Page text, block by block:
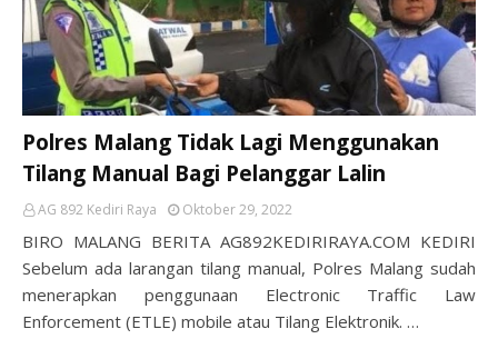
Polres Malang Tidak Lagi Menggunakan
Tilang Manual Bagi Pelanggar Lalin
AG 892 Kediri Raya Oktober 29, 2022
BIRO MALANG BERITA AG892KEDIRIRAYA.COM KEDIRI
Sebelum ada larangan tilang manual, Polres Malang sudah
menerapkan penggunaan Electronic Traffic Law
Enforcement (ETLE) mobile atau Tilang Elektronik. …